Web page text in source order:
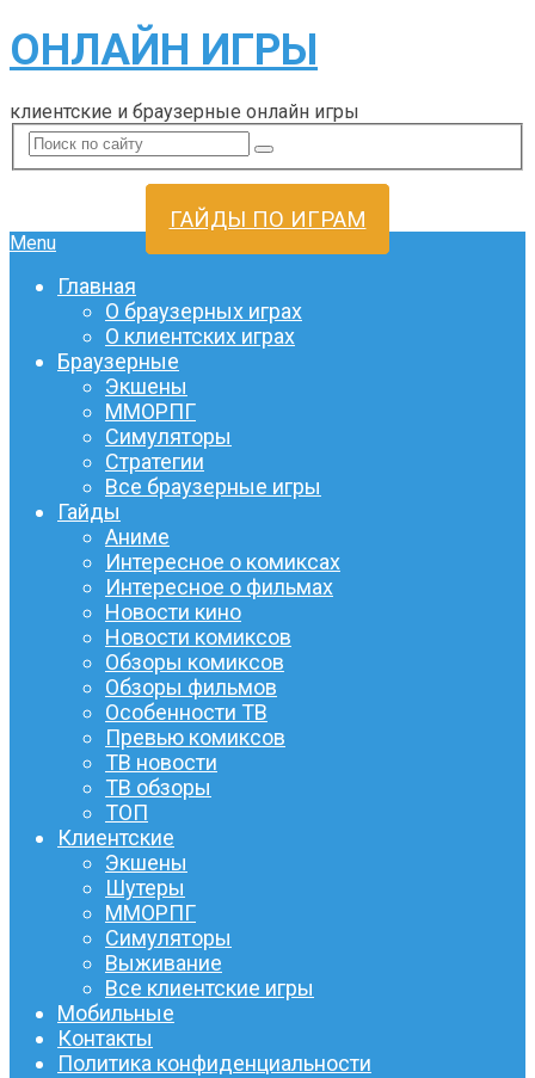
ОНЛАЙН ИГРЫ
клиентские и браузерные онлайн игры
ГАЙДЫ ПО ИГРАМ
Menu
Главная
О браузерных играх
О клиентских играх
Браузерные
Экшены
ММОРПГ
Симуляторы
Стратегии
Все браузерные игры
Гайды
Аниме
Интересное о комиксах
Интересное о фильмах
Новости кино
Новости комиксов
Обзоры комиксов
Обзоры фильмов
Особенности ТВ
Превью комиксов
ТВ новости
ТВ обзоры
ТОП
Клиентские
Экшены
Шутеры
ММОРПГ
Симуляторы
Выживание
Все клиентские игры
Мобильные
Контакты
Политика конфиденциальности